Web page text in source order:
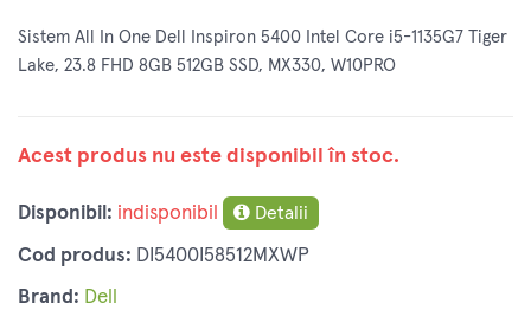
Sistem All In One Dell Inspiron 5400 Intel Core i5-1135G7 Tiger
Lake, 23.8 FHD 8GB 512GB SSD, MX330, W10PRO
Acest produs nu este disponibil în stoc.
Disponibil: indisponibil Detalii
Cod produs: DI5400I58512MXWP
Brand: Dell